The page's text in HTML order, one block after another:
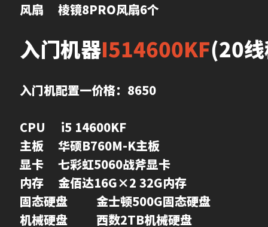
风扇	棱镜8PRO风扇6个
入门机器I514600KF(20
入门机配置一价格：8650
CPU	 i5 14600KF
主板	华硕B760M-K主板
显卡	七彩虹5060战斧显卡
内存	金佰达16G×2 32G内存
固态硬盘	金士顿500G固态硬盘
机械硬盘	西数2TB机械硬盘